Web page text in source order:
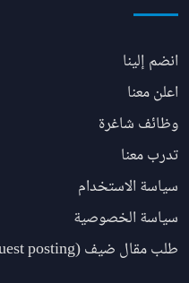
انضم إلينا
اعلن معنا
وظائف شاغرة
تدرب معنا
سياسة الاستخدام
سياسة الخصوصية
طلب مقال ضيف (Backlinks and guest posting)